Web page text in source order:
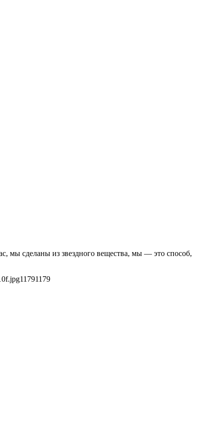
мы сделаны из звездного вещества, мы — это способ,
11791179